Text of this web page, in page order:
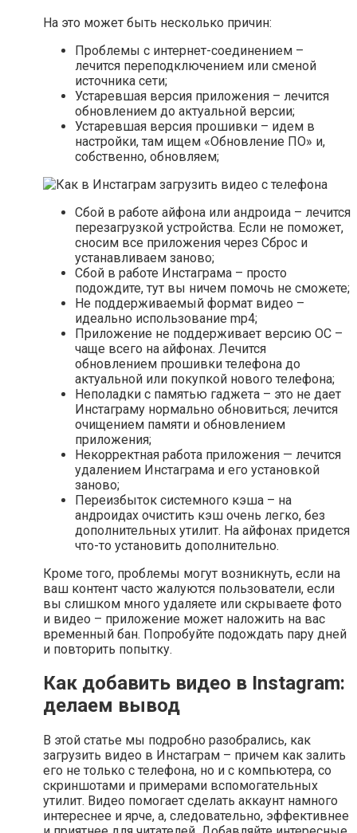
На это может быть несколько причин:
Проблемы с интернет-соединением –
лечится переподключением или сменой
источника сети;
Устаревшая версия приложения – лечится
обновлением до актуальной версии;
Устаревшая версия прошивки – идем в
настройки, там ищем «Обновление ПО» и,
собственно, обновляем;
Сбой в работе айфона или андроида – лечится
перезагрузкой устройства. Если не поможет,
сносим все приложения через Сброс и
устанавливаем заново;
Сбой в работе Инстаграма – просто
подождите, тут вы ничем помочь не сможете;
Не поддерживаемый формат видео –
идеально использование mp4;
Приложение не поддерживает версию ОС –
чаще всего на айфонах. Лечится
обновлением прошивки телефона до
актуальной или покупкой нового телефона;
Неполадки с памятью гаджета – это не дает
Инстаграму нормально обновиться; лечится
очищением памяти и обновлением
приложения;
Некорректная работа приложения — лечится
удалением Инстаграма и его установкой
заново;
Переизбыток системного кэша – на
андроидах очистить кэш очень легко, без
дополнительных утилит. На айфонах придется
что-то установить дополнительно.
Кроме того, проблемы могут возникнуть, если на
ваш контент часто жалуются пользователи, если
вы слишком много удаляете или скрываете фото
и видео – приложение может наложить на вас
временный бан. Попробуйте подождать пару дней
и повторить попытку.
Как добавить видео в Instagram:
делаем вывод
В этой статье мы подробно разобрались, как
загрузить видео в Инстаграм – причем как залить
его не только с телефона, но и с компьютера, со
скриншотами и примерами вспомогательных
утилит. Видео помогает сделать аккаунт намного
интереснее и ярче, а, следовательно, эффективнее